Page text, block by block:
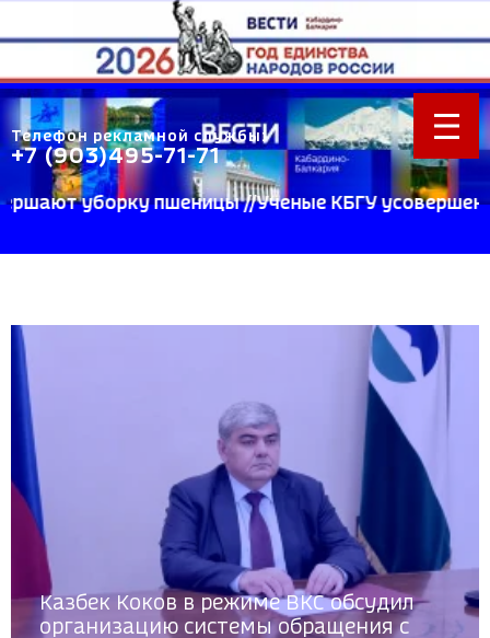
Телефон рекламной службы:
+7 (903)495-71-71
//Ученые КБГУ усовершенствовали
Казбек Коков в режиме ВКС обсудил
организацию системы обращения с